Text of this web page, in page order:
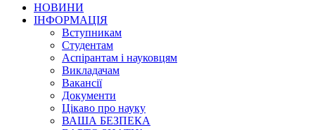
НОВИНИ
ІНФОРМАЦІЯ
Вступникам
Студентам
Аспірантам і науковцям
Викладачам
Вакансії
Документи
Цікаво про науку
ВАША БЕЗПЕКА